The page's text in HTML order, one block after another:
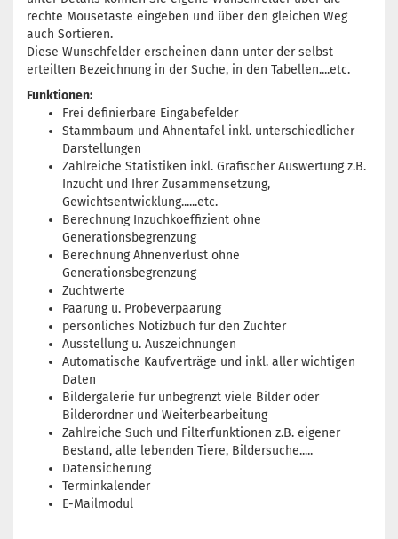
rechte Mousetaste eingeben und über den gleichen Weg
auch Sortieren.
Diese Wunschfelder erscheinen dann unter der selbst
erteilten Bezeichnung in der Suche, in den Tabellen....etc.
Funktionen:
Frei definierbare Eingabefelder
Stammbaum und Ahnentafel inkl. unterschiedlicher
Darstellungen
Zahlreiche Statistiken inkl. Grafischer Auswertung z.B.
Inzucht und Ihrer Zusammensetzung,
Gewichtsentwicklung......etc.
Berechnung Inzuchkoeffizient ohne
Generationsbegrenzung
Berechnung Ahnenverlust ohne
Generationsbegrenzung
Zuchtwerte
Paarung u. Probeverpaarung
persönliches Notizbuch für den Züchter
Ausstellung u. Auszeichnungen
Automatische Kaufverträge und inkl. aller wichtigen
Daten
Bildergalerie für unbegrenzt viele Bilder oder
Bilderordner und Weiterbearbeitung
Zahlreiche Such und Filterfunktionen z.B. eigener
Bestand, alle lebenden Tiere, Bildersuche.....
Datensicherung
Terminkalender
E-Mailmodul